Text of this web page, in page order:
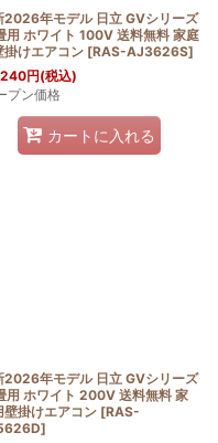
2026年モデル 日立 GVシリーズ
用 ホワイト 100V 送料無料 家庭
掛けエアコン [RAS-AJ3626S]
円(税込)
プン価格
カートに入れる
2026年モデル 日立 GVシリーズ
用 ホワイト 200V 送料無料 家
壁掛けエアコン [RAS-
]